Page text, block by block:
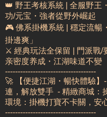
👑 野王考核系統 | 全服野王
功/元宝・強者從野外崛起
🎮 佛系掛機系統 | 穩定流暢
掛邊爽」
⚔️ 經典玩法全保留 | 門派戰/
亲密度养成・江湖味道不變
------------------------------------
🚀 【便捷江湖・暢快體驗】
連，解放雙手 - 精緻商城：
環境：掛機打寶不卡關，安
------------------------------------